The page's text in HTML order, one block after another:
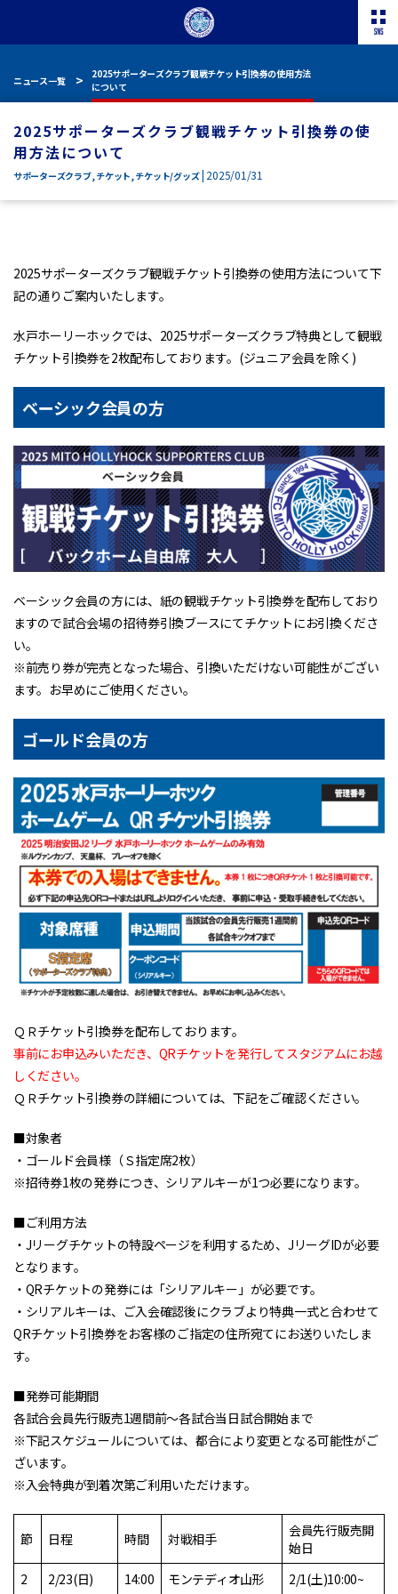
ニュース一覧
2025サポーターズクラブ観戦チケット引換券の使用方法
について
2025サポーターズクラブ観戦チケット引換券の使
用方法について
サポーターズクラブ,チケット,チケット/グッズ| 2025/01/31
2025サポーターズクラブ観戦チケット引換券の使用方法について下
記の通りご案内いたします。
水戸ホーリーホックでは、2025サポーターズクラブ特典として観戦
チケット引換券を2枚配布しております。(ジュニア会員を除く)
ベーシック会員の方
ベーシック会員の方には、紙の観戦チケット引換券を配布しており
ますので試合会場の招待券引換ブースにてチケットにお引換くださ
い。
※前売り券が完売となった場合、引換いただけない可能性がござい
ます。お早めにご使用ください。
ゴールド会員の方
ＱＲチケット引換券を配布しております。
事前にお申込みいただき、QRチケットを発行してスタジアムにお越
しください。
ＱＲチケット引換券の詳細については、下記をご確認ください。
■対象者
・ゴールド会員様（Ｓ指定席2枚）
※招待券1枚の発券につき、シリアルキーが1つ必要になります。
■ご利用方法
・Jリーグチケットの特設ページを利用するため、JリーグIDが必要
となります。
・QRチケットの発券には「シリアルキー」が必要です。
・シリアルキーは、ご入会確認後にクラブより特典一式と合わせて
QRチケット引換券をお客様のご指定の住所宛てにお送りいたしま
す。
■発券可能期間
各試合会員先行販売1週間前～各試合当日試合開始まで
※下記スケジュールについては、都合により変更となる可能性がご
ざいます。
※入会特典が到着次第ご利用いただけます。
節 日程 時間 対戦相手
会員先行販売開
始日
2
2/23(日) 14:00 モンテディオ山形 2/1(土)10:00~